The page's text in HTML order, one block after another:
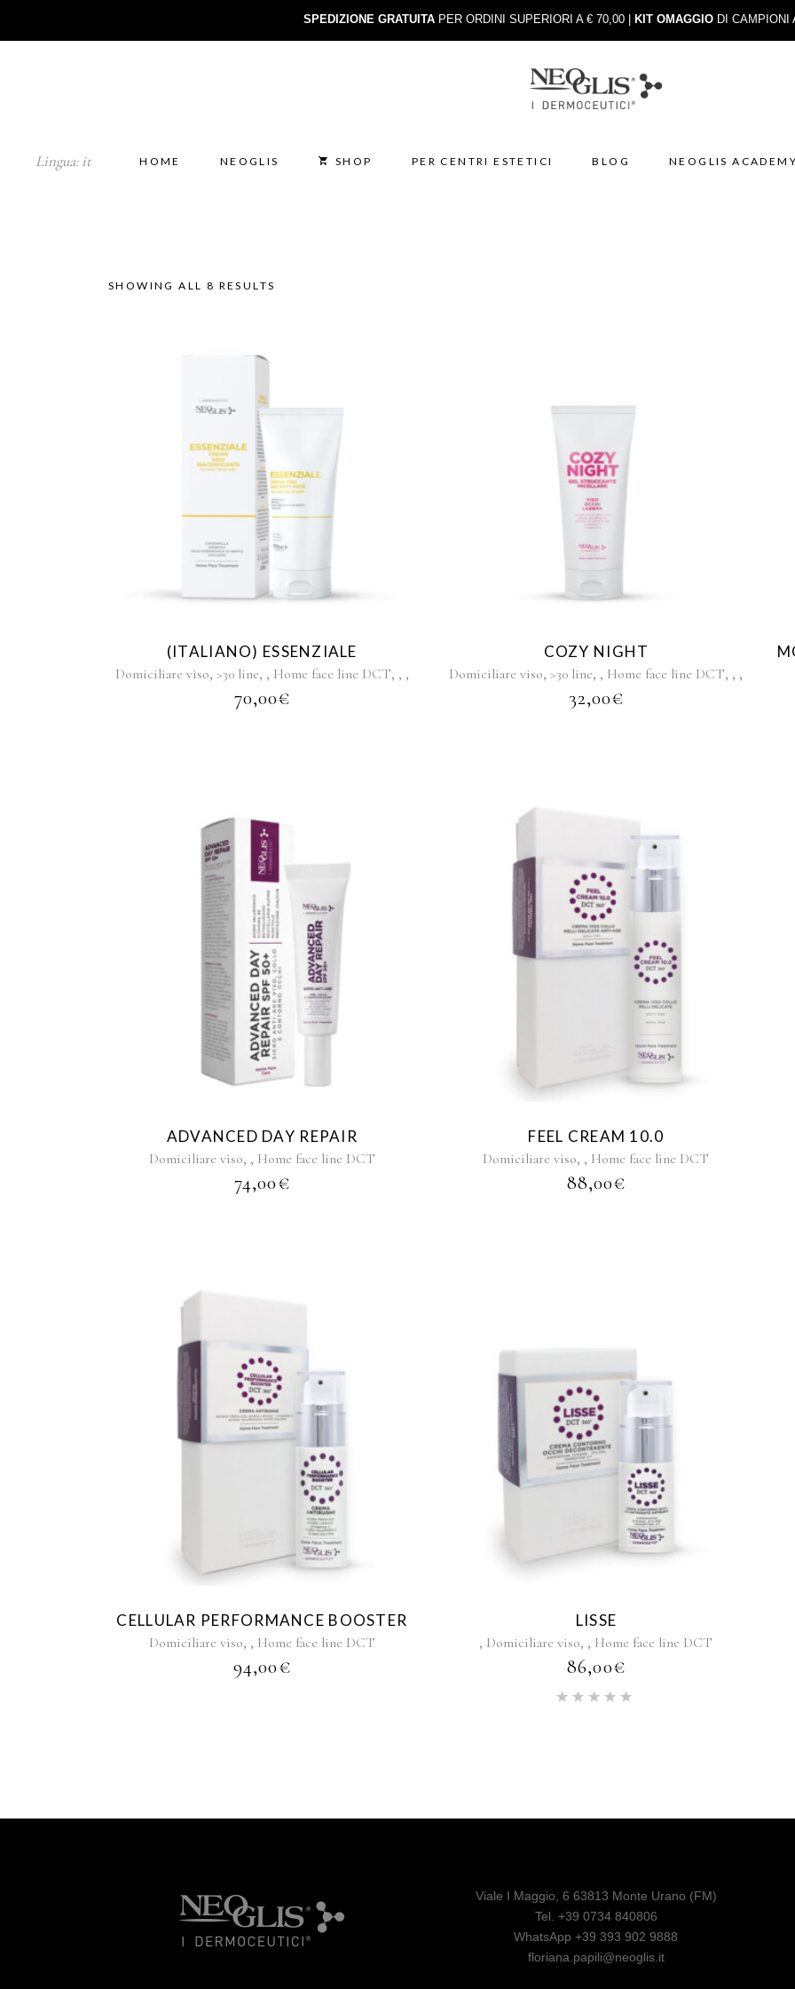
SPEDIZIONE GRATUITA PER ORDINI SUPERIORI A € 70,00 | KIT OMAGGIO DI CAMPIONI
Lingua:it HOME NEOGLIS SHOP PER CENTRI ESTETICI BLOG NEOGLIS ACADEMY
SHOWING ALL 8 RESULTS
(ITALIANO) ESSENZIALE
Domiciliare viso, >30 line, , Home face line DCT, , ,
70,00€
COZY NIGHT
Domiciliare viso,>30 line, , Home face line DCT, , ,
32,00€
ADVANCED DAY REPAIR
Domiciliare viso, , Home face line DCT
74,00€
FEEL CREAM 10.0
Domiciliare viso, , Home face line DCT
88,00€
CELLULAR PERFORMANCE BOOSTER
Domiciliare viso, , Home face line DCT
94,00€
LISSE
, Domiciliare viso, , Home face line DCT
86,00€
Viale I Maggio, 6 63813 Monte Urano (FM)
Tel. +39 0734 840806
WhatsApp +39 393 902 9888
floriana.papili@neoglis.it